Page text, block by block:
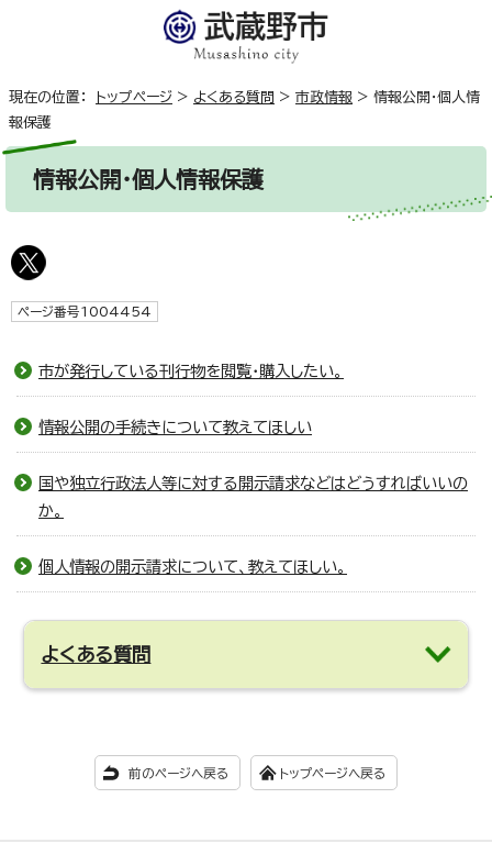
現在の位置： トップページ > よくある質問 > 市政情報 > 情報公開・個人情
報保護
情報公開・個人情報保護
ページ番号1004454
市が発行している刊行物を閲覧・購入したい。
情報公開の手続きについて教えてほしい
国や独立行政法人等に対する開示請求などはどうすればいいの
か。
個人情報の開示請求について、教えてほしい。
よくある質問
前のページへ戻る トップページへ戻る